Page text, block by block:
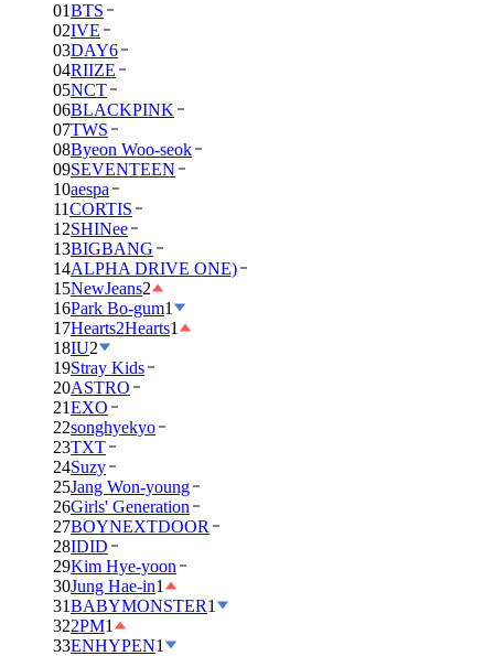
01BTS
02IVE
03DAY6
04RIIZE
05NCT
06BLACKPINK
07TWS
08Byeon Woo-seok
09SEVENTEEN
10aespa
11CORTIS
12SHINee
13BIGBANG
14ALPHA DRIVE ONE)
15NewJeans2
16Park Bo-gum1
17Hearts2Hearts1
18IU2
19Stray Kids
20ASTRO
21EXO
22songhyekyo
23TXT
24Suzy
25Jang Won-young
26Girls' Generation
27BOYNEXTDOOR
28IDID
29Kim Hye-yoon
30Jung Hae-in1
31BABYMONSTER1
322PM1
33ENHYPEN1